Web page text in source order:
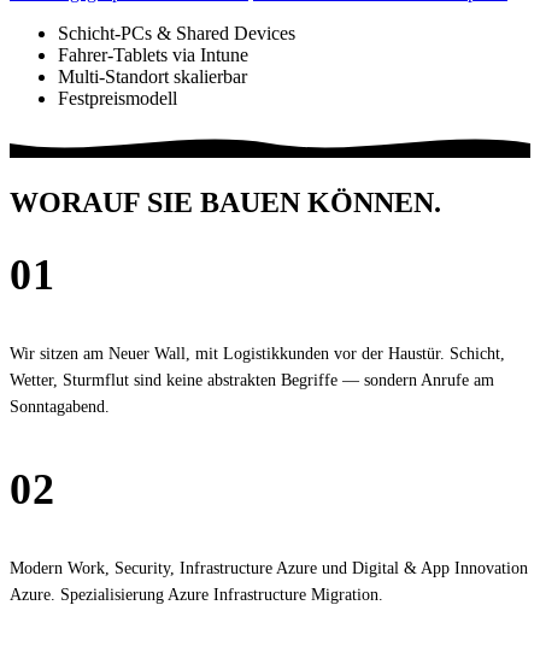
Schicht-PCs & Shared Devices
Fahrer-Tablets via Intune
Multi-Standort skalierbar
Festpreismodell
WORAUF SIE BAUEN KÖNNEN.
01
Wir sitzen am Neuer Wall, mit Logistikkunden vor der Haustür. Schicht,
Wetter, Sturmflut sind keine abstrakten Begriffe — sondern Anrufe am
Sonntagabend.
02
Modern Work, Security, Infrastructure Azure und Digital & App Innovation
Azure. Spezialisierung Azure Infrastructure Migration.